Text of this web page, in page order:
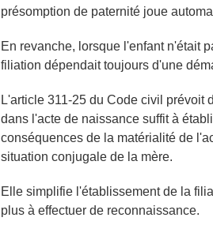
présomption de paternité joue
En revanche, lorsque l'enfant n'était
filiation dépendait toujours d'une
L'article 311-25 du Code civil prévoit
dans l'acte de naissance suffit à
conséquences de la matérialité de
situation conjugale de la mère.
Elle simplifie l'établissement de la
plus à effectuer de reconnaissance.